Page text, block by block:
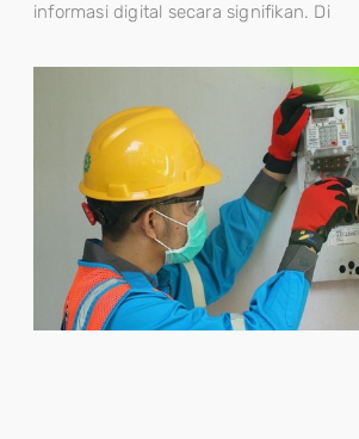
informasi digital secara signifikan. Di